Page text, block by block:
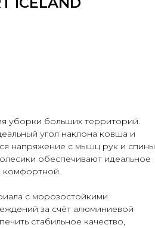
уборки больших территорий.
угол наклона ковша и
напряжение с мышц рук и спины
обеспечивают идеальное
комфортной.
с морозостойкими
за счёт алюминиевой
стабильное качество,